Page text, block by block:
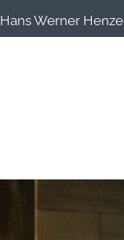
Hans Werner Henze